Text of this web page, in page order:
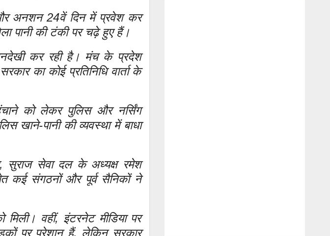
अनशन 24वें दिन में प्रवेश कर
पानी की टंकी पर चढ़े हुए हैं।
अनदेखी कर रही है। मंच के प्रदेश
का कोई प्रतिनिधि वार्ता के
को लेकर पुलिस और नर्सिंग
खाने-पानी की व्यवस्था में बाधा
सुराज सेवा दल के अध्यक्ष रमेश
कई संगठनों और पूर्व सैनिकों ने
वहीं, इंटरनेट मीडिया पर
पर परेशान हैं, लेकिन सरकार